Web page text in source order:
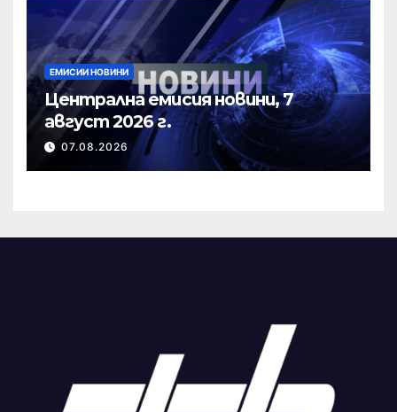
ЕМИСИИ НОВИНИ
Централна емисия новини, 7
август 2026 г.
07.08.2026